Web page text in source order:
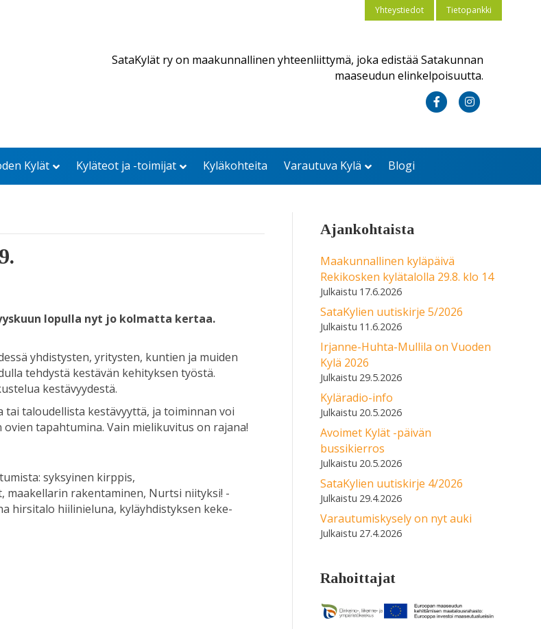
Yhteystiedot Tietopankki
SataKylät ry on maakunnallinen yhteenliittymä, joka edistää Satakunnan
maaseudun elinkelpoisuutta.
c
b
k
s
a
m
Kylät Kyläteot ja -toimijat Kyläkohteita Varautuva Kylä Blogi
lopulla nyt jo kolmatta kertaa.
yhdistysten, yritysten, kuntien ja muiden
tehdystä kestävän kehityksen työstä.
kestävyydestä.
taloudellista kestävyyttä, ja toiminnan voi
tapahtumina. Vain mielikuvitus on rajana!
syksyinen kirppis,
rakentaminen, Nurtsi niityksi! -
hirsitalo hiilinieluna, kyläyhdistyksen keke-
Ajankohtaista
Maakunnallinen kyläpäivä
Rekikosken kylätalolla 29.8. klo 14
17.6.2026
SataKylien uutiskirje 5/2026
11.6.2026
Irjanne-Huhta-Mullila on Vuoden
Kylä 2026
29.5.2026
Kyläradio-info
20.5.2026
Avoimet Kylät -päivän
bussikierros
20.5.2026
SataKylien uutiskirje 4/2026
29.4.2026
Varautumiskysely on nyt auki
27.4.2026
Rahoittajat